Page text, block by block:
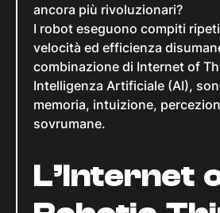
ancora più rivoluzionari?
I robot eseguono compiti
velocità ed efficienza
combinazione di Internet of
Intelligenza Artificiale (AI),
memoria, intuizione,
sovrumane.
L’Internet